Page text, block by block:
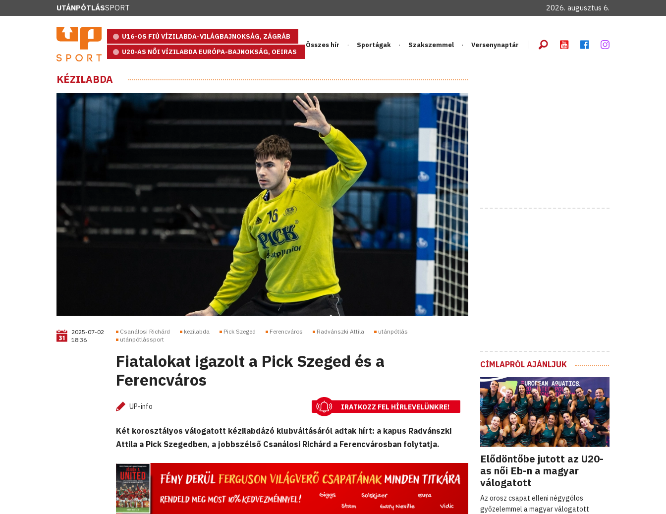
UTÁNPÓTLÁSSPORT 2026. augusztus 6.
U16-OS FIÚ VÍZILABDA-VILÁGBAJNOKSÁG, ZÁGRÁB
U20-AS NŐI VÍZILABDA EURÓPA-BAJNOKSÁG, OEIRAS
Összes hír Sportágak Szakszemmel Versenynaptár
KÉZILABDA
2025-07-02
18:36
Csanálosi Richárd kezilabda Pick Szeged Ferencváros Radvánszki Attila
utánpótlás
utánpótlássport
Fiatalokat igazolt a Pick Szeged és a
Ferencváros
UP-info IRATKOZZ FEL HÍRLEVELÜNKRE!
Két korosztályos válogatott kézilabdázó klubváltásáról adtak hírt: a kapus Radvánszki
Attila a Pick Szegedben, a jobbszélső Csanálosi Richárd a Ferencvárosban folytatja.
CÍMLAPRÓL AJÁNLJUK
Elődöntőbe jutott az U20-
as női Eb-n a magyar
válogatott
Az orosz csapat elleni négygólos
győzelemmel a magyar válogatott